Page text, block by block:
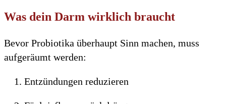
Was dein Darm wirklich braucht
Bevor Probiotika überhaupt Sinn machen, muss
aufgeräumt werden:
Entzündungen reduzieren